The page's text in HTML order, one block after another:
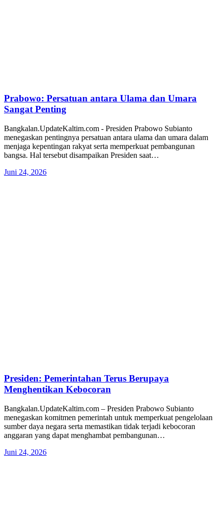
Prabowo: Persatuan antara Ulama dan Umara
Sangat Penting
Bangkalan.UpdateKaltim.com - Presiden Prabowo Subianto
menegaskan pentingnya persatuan antara ulama dan umara dalam
menjaga kepentingan rakyat serta memperkuat pembangunan
bangsa. Hal tersebut disampaikan Presiden saat…
Juni 24, 2026
Presiden: Pemerintahan Terus Berupaya
Menghentikan Kebocoran
Bangkalan.UpdateKaltim.com – Presiden Prabowo Subianto
menegaskan komitmen pemerintah untuk memperkuat pengelolaan
sumber daya negara serta memastikan tidak terjadi kebocoran
anggaran yang dapat menghambat pembangunan…
Juni 24, 2026